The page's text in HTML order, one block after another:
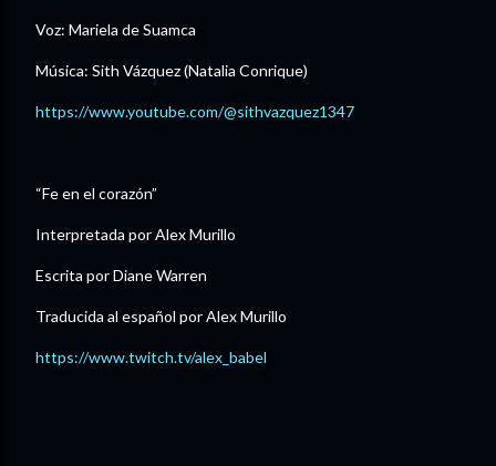
Voz: Mariela de Suamca
Música: Sith Vázquez (Natalia Conrique)
https://www.youtube.com/@sithvazquez1347
“Fe en el corazón”
Interpretada por Alex Murillo
Escrita por Diane Warren
Traducida al español por Alex Murillo
https://www.twitch.tv/alex_babel